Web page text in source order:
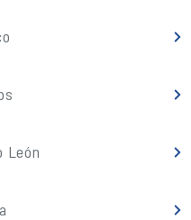
León